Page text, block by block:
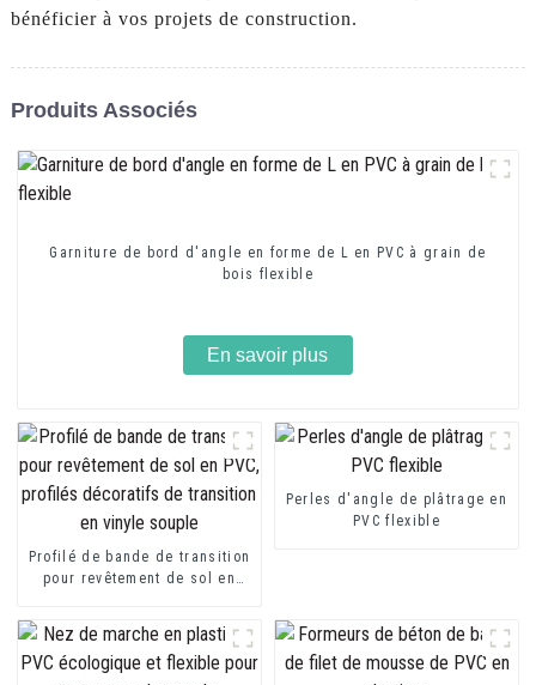
bénéficier à vos projets de construction.
Produits Associés
Garniture de bord d'angle en forme de L en PVC à grain de
bois flexible
En savoir plus
Profilé de bande de transition
pour revêtement de sol en
Perles d'angle de plâtrage en
PVC flexible